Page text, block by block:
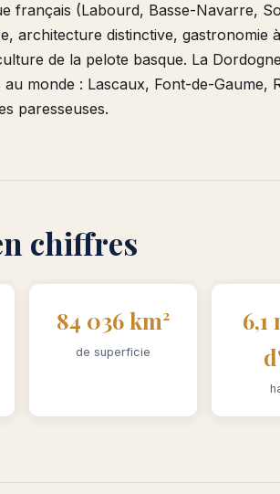
français (Labourd, Basse-Navarre,
architecture distinctive, gastronomie
de la pelote basque. La
au monde : Lascaux, Font-de-Gaume,
paresseuses.
chiffres
84 036 km²
de superficie